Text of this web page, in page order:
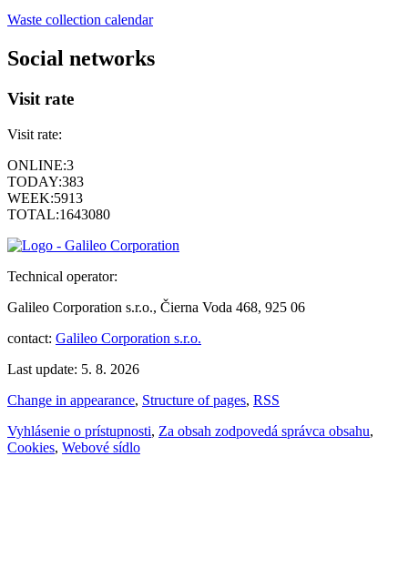
Waste collection calendar
Social networks
Visit rate
Visit rate:
ONLINE:3
TODAY:383
WEEK:5913
TOTAL:1643080
Technical operator:
Galileo Corporation s.r.o., Čierna Voda 468, 925 06
contact: Galileo Corporation s.r.o.
Last update: 5. 8. 2026
Change in appearance, Structure of pages, RSS
Vyhlásenie o prístupnosti, Za obsah zodpovedá správca obsahu,
Cookies, Webové sídlo